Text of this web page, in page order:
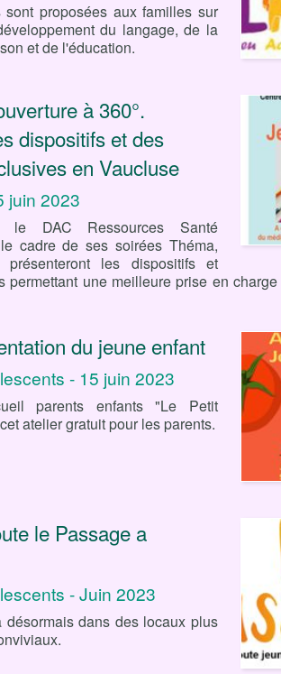
sont proposées aux familles sur
du langage, de la
et de l'éducation.
à 360°.
dispositifs et des
en Vaucluse
juin 2023
le DAC Ressources Santé
cadre de ses soirées Théma,
présenteront les dispositifs et
permettant une meilleure prise en
du jeune enfant
- 15 juin 2023
parents enfants "Le Petit
atelier gratuit pour les parents.
le Passage a
- Juin 2023
désormais dans des locaux plus